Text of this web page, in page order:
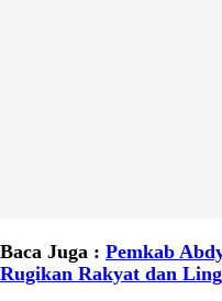
Baca Juga : Pemkab
Rugikan Rakyat dan